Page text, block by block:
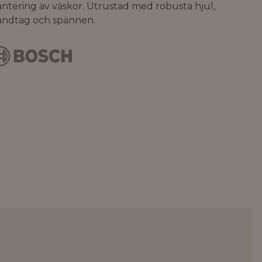
av väskor. Utrustad med robusta hjul,
och spännen.